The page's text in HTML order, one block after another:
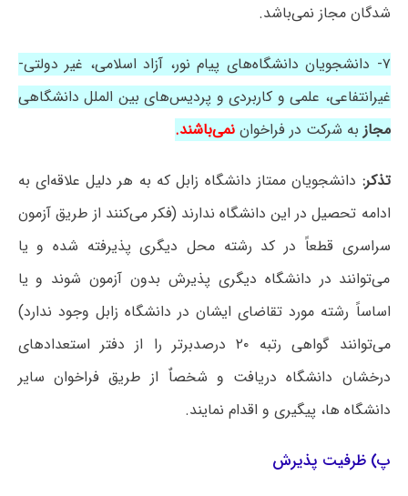
شدگان مجاز نمی‌باشد.
۷- دانشجویان دانشگاه‌های پیام نور، آزاد اسلامی، غیر دولتی-
غیرانتفاعی، علمی و کاربردی و پردیس‌های بین الملل دانشگاهی
مجازبه شرکت در فراخواننمی‌باشند.
تذکر: دانشجویان ممتاز دانشگاه زابل که به هر دلیل علاقه‌ای به
ادامه تحصیل در این دانشگاه ندارند (فکر می‌کنند از طریق آزمون
سراسری قطعاً در کد رشته محل دیگری پذیرفته شده و یا
می‌توانند در دانشگاه دیگری پذیرش بدون آزمون شوند و یا
اساساً رشته مورد تقاضای ایشان در دانشگاه زابل وجود ندارد)
می‌توانند گواهی رتبه ۲۰ درصدبرتر را از دفتر استعدادهای
درخشان دانشگاه دریافت و شخصاٌ از طریق فراخوان سایر
دانشگاه ها، پیگیری و اقدام نمایند.
پ) ظرفیت پذیرش